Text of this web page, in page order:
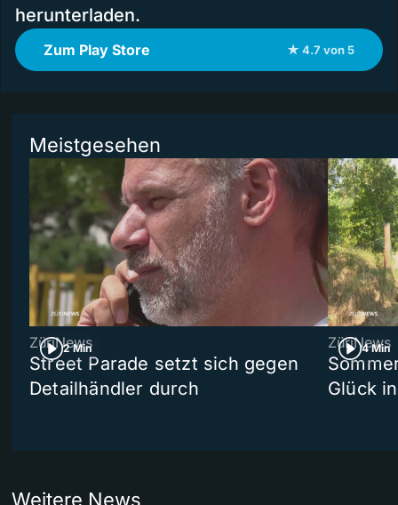
herunterladen.
Zum Play Store ★ 4.7 von 5
Meistgesehen
2 Min
ZüriNews
Street Parade setzt sich gegen
Detailhändler durch
4 Min
ZüriNews
Glück
Weitere News